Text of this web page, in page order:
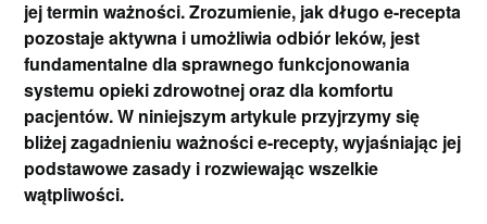
jej termin ważności. Zrozumienie, jak długo e-recepta
pozostaje aktywna i umożliwia odbiór leków, jest
fundamentalne dla sprawnego funkcjonowania
systemu opieki zdrowotnej oraz dla komfortu
pacjentów. W niniejszym artykule przyjrzymy się
bliżej zagadnieniu ważności e-recepty, wyjaśniając jej
podstawowe zasady i rozwiewając wszelkie
wątpliwości.